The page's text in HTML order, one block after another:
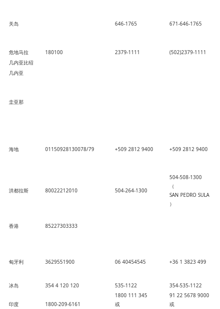
关岛 646-1765 671-646-1765
危地马拉 180100 2379-1111 (502)2379-1111
几内亚比绍
几内亚
圭亚那
海地 01150928130078/79 +509 2812 9400 +509 2812 9400
洪都拉斯 80022212010 504-264-1300
504-508-1300
（
SAN PEDRO SULA
）
香港 85227303333
匈牙利 3629551900 06 40454545 +36 1 3823 499
冰岛 354 4 120 120 535-1122 354-535-1122
印度 1800-209-6161
1800 111 345
或
91 22 5678 9000
或